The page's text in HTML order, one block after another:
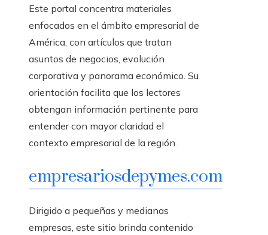
Este portal concentra materiales
enfocados en el ámbito empresarial de
América, con artículos que tratan
asuntos de negocios, evolución
corporativa y panorama económico. Su
orientación facilita que los lectores
obtengan información pertinente para
entender con mayor claridad el
contexto empresarial de la región.
empresariosdepymes.com
Dirigido a pequeñas y medianas
empresas, este sitio brinda contenido